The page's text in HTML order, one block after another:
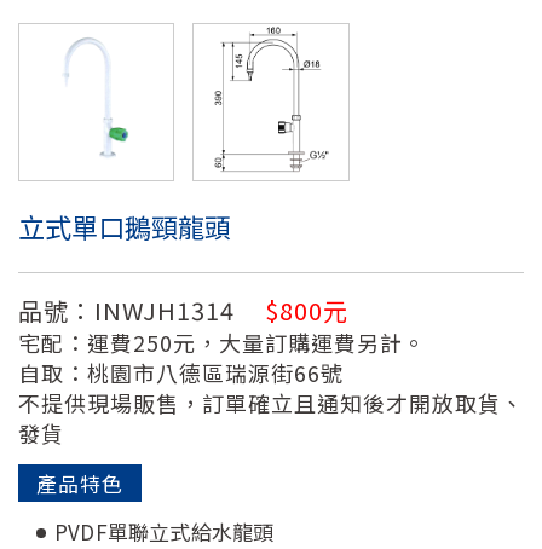
立式單口鵝頸龍頭
品號：INWJH1314 $800元
宅配：運費250元，大量訂購運費另計。
自取：桃園市八德區瑞源街66號
不提供現場販售，訂單確立且通知後才開放取貨、
發貨
產品特色
PVDF單聯立式給水龍頭